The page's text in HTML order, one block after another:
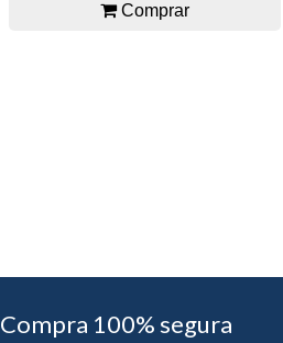
Comprar
Compra 100% segura